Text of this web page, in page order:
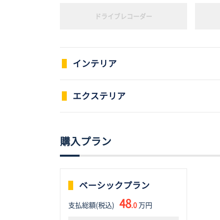
ドライブレコーダー
インテリア
パワーウインドウ
シートエアコン
エクステリア
スライドドア
エアロパーツ
購入プラン
ベーシックプラン
支払総額(税込) 48.0万円